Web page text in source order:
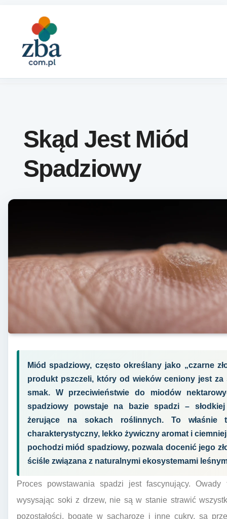
Skąd Jest Miód
Spadziowy
Miód spadziowy, często określany jako „czarne
produkt pszczeli, który od wieków ceniony jest za
smak. W przeciwieństwie do miodów
spadziowy powstaje na bazie spadzi –
żerujące na sokach roślinnych. To właśnie
charakterystyczny, lekko żywiczny aromat i
pochodzi miód spadziowy, pozwala docenić jego
ściśle związana z naturalnymi ekosystemami
Proces powstawania spadzi jest fascynujący.
wysysając soki z drzew, nie są w stanie strawić
pozostałości, bogate w sacharozę i inne cukry, są